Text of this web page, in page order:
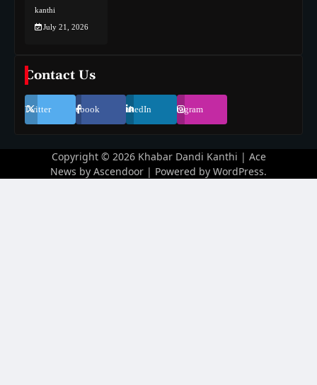
kanthi
July 21, 2026
Contact Us
Twitter Facebook LinkedIn Instagram
Copyright © 2026 Khabar Dandi Kanthi | Ace
News by Ascendoor | Powered by WordPress.